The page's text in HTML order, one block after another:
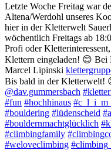
Letzte Woche Freitag war
Altena/Werdohl unseres
hier in der Kletterwelt
wöchentlich Freitags ab
Profi oder
Klettern eingeladen! 😊 Bei
Marcel Lipinski
Bis bald in der Kletterwelt!
@dav.gummersbach
#fun #hochhinaus
#bouldering #lüdenscheid
#bouldernmachtglücklich
#climbingfamily
#weloveclimbing